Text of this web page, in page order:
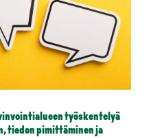
työskentelyä
tiedon pimittäminen ja